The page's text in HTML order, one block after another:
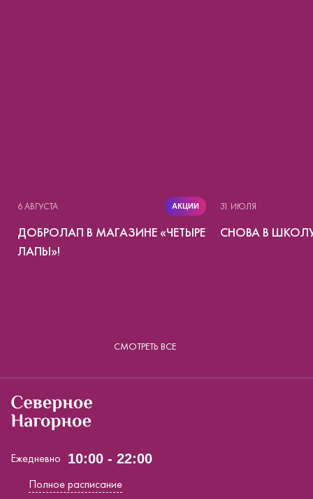
6 АВГУСТА АКЦИИ
ДОБРОЛАП В МАГАЗИНЕ «ЧЕТЫРЕ
ЛАПЫ»!
31 ИЮЛЯ
СНОВА В ШКОЛУ
СМОТРЕТЬ ВСЕ
Ежедневно 10:00 - 22:00
Полное расписание